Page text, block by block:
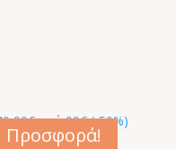
Προσφορά!